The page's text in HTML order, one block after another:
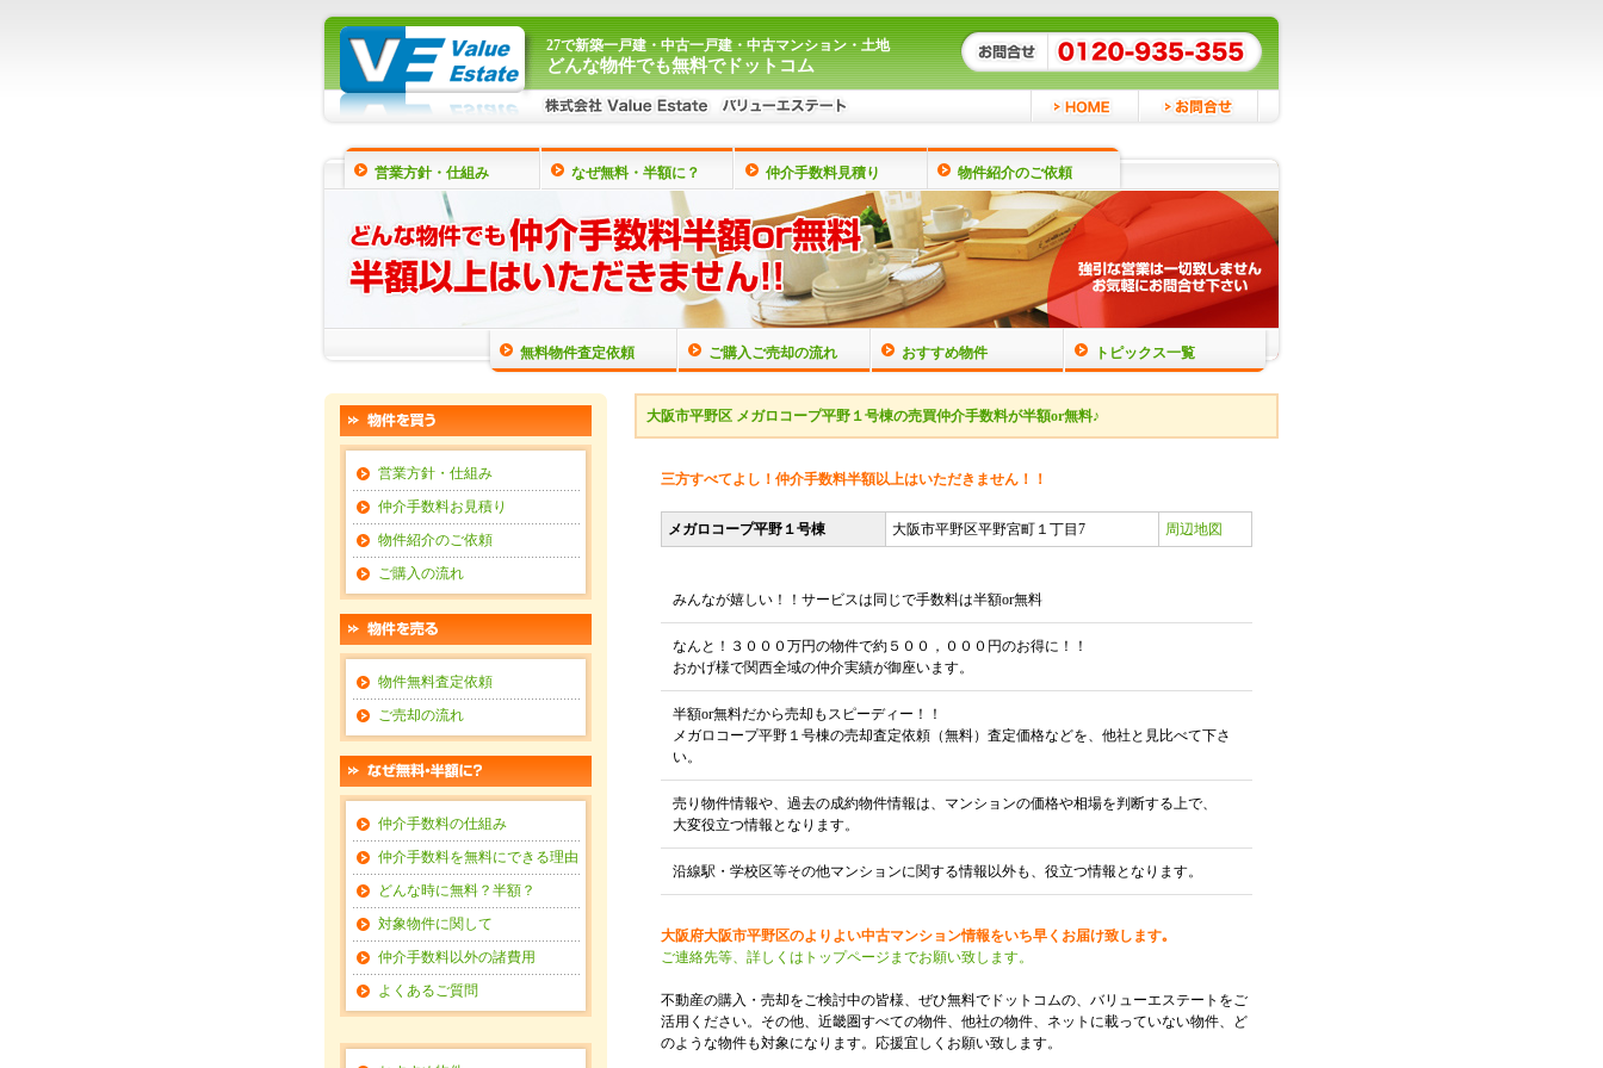
27で新築一戸建・中古一戸建・中古マンション・土地
どんな物件でも無料でドットコム
営業方針・仕組み なぜ無料・半額に？ 仲介手数料見積り 物件紹介のご依頼
無料物件査定依頼 ご購入ご売却の流れ おすすめ物件 トピックス一覧
営業方針・仕組み
仲介手数料お見積り
物件紹介のご依頼
ご購入の流れ
物件無料査定依頼
ご売却の流れ
仲介手数料の仕組み
仲介手数料を無料にできる理由
どんな時に無料？半額？
対象物件に関して
仲介手数料以外の諸費用
よくあるご質問
大阪市平野区 メガロコープ平野１号棟の売買仲介手数料が半額or無料♪
三方すべてよし！仲介手数料半額以上はいただきません！！
メガロコープ平野１号棟 大阪市平野区平野宮町１丁目7 周辺地図
みんなが嬉しい！！サービスは同じで手数料は半額or無料
なんと！３０００万円の物件で約５００，０００円のお得に！！
おかげ様で関西全域の仲介実績が御座います。
半額or無料だから売却もスピーディー！！
メガロコープ平野１号棟の売却査定依頼（無料）査定価格などを、他社と見比べて下さ
い。
売り物件情報や、過去の成約物件情報は、マンションの価格や相場を判断する上で、
大変役立つ情報となります。
沿線駅・学校区等その他マンションに関する情報以外も、役立つ情報となります。
大阪府大阪市平野区のよりよい中古マンション情報をいち早くお届け致します｡
ご連絡先等、詳しくはトップページまでお願い致します。
不動産の購入・売却をご検討中の皆様、ぜひ無料でドットコムの、バリューエステートをご
活用ください。その他、近畿圏すべての物件、他社の物件、ネットに載っていない物件、ど
のような物件も対象になります。応援宜しくお願い致します。